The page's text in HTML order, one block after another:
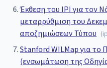
Έκθεση του IPI για τον
μεταρρύθμιση του
αποζημιώσεων Τύπου (
Stanford WILMap για το
(ενσωμάτωση της